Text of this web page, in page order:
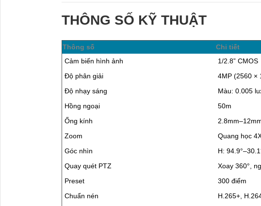
THÔNG SỐ KỸ THUẬT
Thông số
Chi tiết
Cảm biến hình ảnh
1/2.8” CMOS
Độ phân giải
4MP (2560 ×
Độ nhạy sáng
Màu: 0.005
Hồng ngoại
50m
Ống kính
Zoom
Quang học
Góc nhìn
H:
Quay quét PTZ
Xoay 360°,
Preset
300 điểm
Chuẩn nén
H.265+,